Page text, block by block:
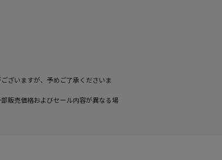
ざいますが、予めご了承くださいま
販売価格およびセール内容が異なる場